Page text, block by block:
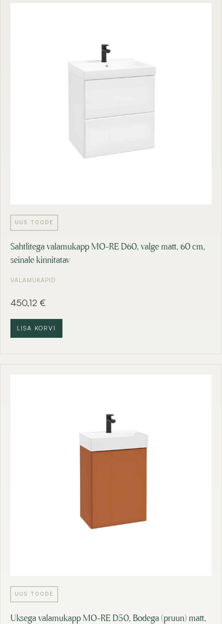
UUS TOODE
Sahtlitega valamukapp MO-RE D60, valge matt, 60 cm,
seinale kinnitatav
VALAMUKAPID
450,12 €
LISA KORVI
UUS TOODE
Uksega valamukapp MO-RE D50, Bodega (pruun) matt,